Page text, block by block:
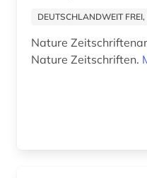
konferenz (1)
kongressbericht (1)
DEUTSCHLANDWEIT
Nature
Nature Zeitschriften.